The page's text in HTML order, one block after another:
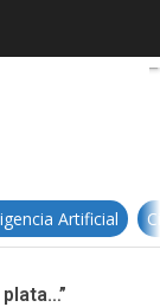
no existen
Artificial